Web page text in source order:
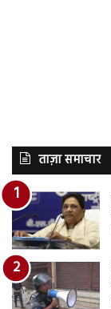
ताज़ा समाचार